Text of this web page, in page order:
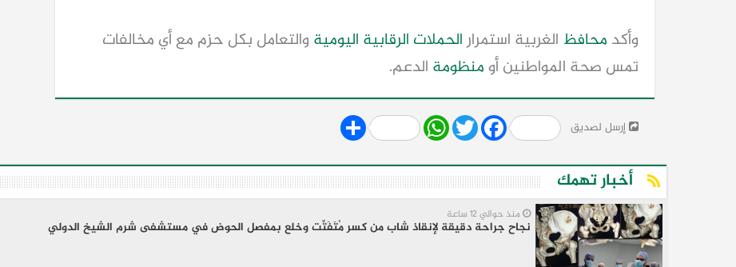
وأكد محافظ الغربية استمرارالحملات الرقابية اليومية والتعامل بكل حزم مع أي مخالفات
تمس صحة المواطنين أومنظومة الدعم.
إرسل لصديق Share WhatsApp
Twitter Facebook
أخبار تهمك
منذ حوالي 12 ساعة
نجاح جراحة دقيقة لإنقاذ شاب من كسر مُتَفَتِّت وخلع بمفصل الحوض في مستشفى شرم الشيخ الدولي